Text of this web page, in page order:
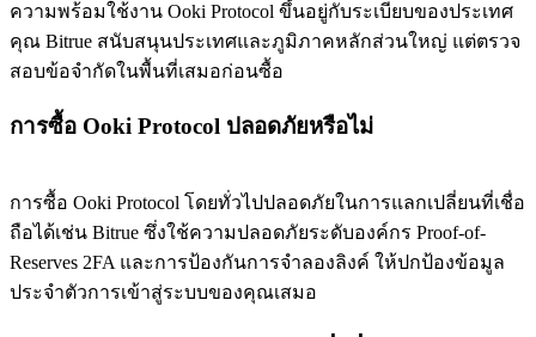
ความพร้อมใช้งาน Ooki Protocol ขึ้นอยู่กับระเบียบของประเทศ
คุณ Bitrue สนับสนุนประเทศและภูมิภาคหลักส่วนใหญ่ แต่ตรวจ
สอบข้อจำกัดในพื้นที่เสมอก่อนซื้อ
การซื้อ Ooki Protocol ปลอดภัยหรือไม่
การซื้อ Ooki Protocol โดยทั่วไปปลอดภัยในการแลกเปลี่ยนที่เชื่อ
ถือได้เช่น Bitrue ซึ่งใช้ความปลอดภัยระดับองค์กร Proof-of-
Reserves 2FA และการป้องกันการจำลองลิงค์ ให้ปกป้องข้อมูล
ประจำตัวการเข้าสู่ระบบของคุณเสมอ